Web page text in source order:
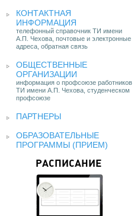
КОНТАКТНАЯ
ИНФОРМАЦИЯ
телефонный справочник ТИ имени
А.П. Чехова, почтовые и электронные
адреса, обратная связь
ОБЩЕСТВЕННЫЕ
ОРГАНИЗАЦИИ
информация о профсоюзе работников
ТИ имени А.П. Чехова, студенческом
профсоюзе
ПАРТНЕРЫ
ОБРАЗОВАТЕЛЬНЫЕ
ПРОГРАММЫ (ПРИЕМ)
РАСПИСАНИЕ